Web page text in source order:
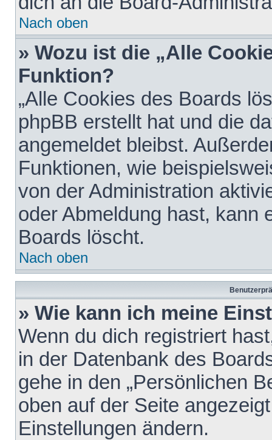
Nach oben
» Wozu ist die „Alle
Funktion?
„Alle Cookies des Boards
phpBB erstellt hat und die
angemeldet bleibst.
Funktionen, wie
von der Administration
oder Abmeldung hast, kann
Boards löscht.
Nach oben
» Wie kann ich meine
Wenn du dich registriert
in der Datenbank des
gehe in den „Persönlichen
oben auf der Seite
Einstellungen ändern.